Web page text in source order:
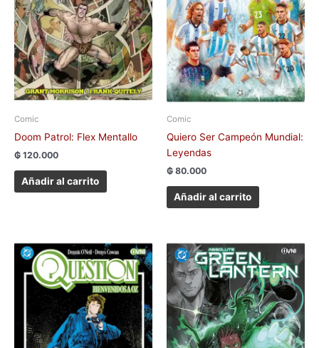
Comic
Doom Patrol: Flex Mentallo
₲ 120.000
Añadir al carrito
Comic
Quiero Ser Campeón Mundial:
Leyendas
₲ 80.000
Añadir al carrito